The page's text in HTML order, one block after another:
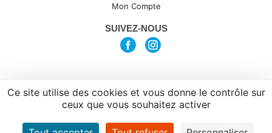
Ce site utilise des cookies et vous donne le contrôle sur
ceux que vous souhaitez activer
Mon Compte
SUIVEZ-NOUS
(c) 2026 par Synexta, agence de
Webdesign